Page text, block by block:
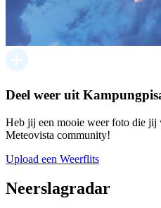
Deel weer uit
Heb jij een mooie weer foto die jij
Meteovista community!
Upload een Weerflits
Neerslagradar